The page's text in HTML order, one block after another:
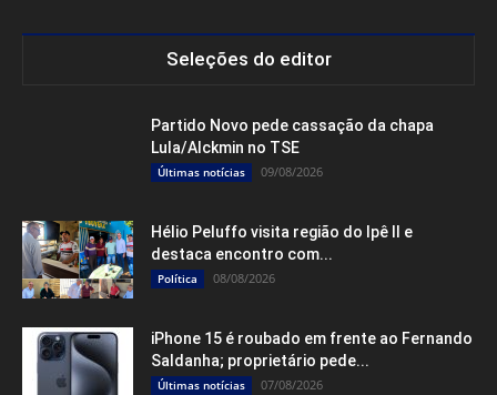
Seleções do editor
Partido Novo pede cassação da chapa
Lula/Alckmin no TSE
Últimas notícias 09/08/2026
Hélio Peluffo visita região do Ipê II e
destaca encontro com...
Política 08/08/2026
iPhone 15 é roubado em frente ao Fernando
Saldanha; proprietário pede...
Últimas notícias 07/08/2026